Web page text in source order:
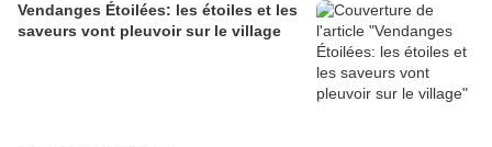
Vendanges Étoilées: les étoiles et les
saveurs vont pleuvoir sur le village